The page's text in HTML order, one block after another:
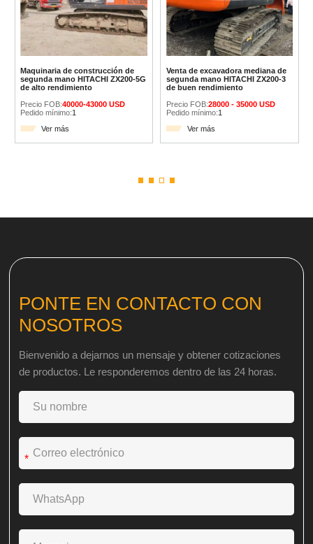
Maquinaria de construcción de
segunda mano HITACHI ZX200-5G
de alto rendimiento
Precio FOB:40000-43000 USD
Pedido mínimo:1
Ver más
Venta de excavadora mediana de
segunda mano HITACHI ZX200-3
de buen rendimiento
Precio FOB:28000 - 35000 USD
Pedido mínimo:1
Ver más
PONTE EN CONTACTO CON
NOSOTROS
Bienvenido a dejarnos un mensaje y obtener cotizaciones
de productos. Le responderemos dentro de las 24 horas.
*